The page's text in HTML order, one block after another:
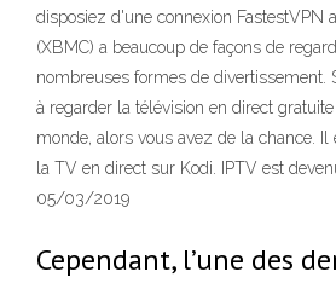
disposiez d'une connexion FastestVPN
(XBMC) a beaucoup de façons de
nombreuses formes de divertissement.
à regarder la télévision en direct
monde, alors vous avez de la chance.
la TV en direct sur Kodi. IPTV est
05/03/2019
Cependant, l’une des